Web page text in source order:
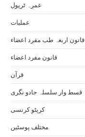
عمرہ ٹریول
عملیات
قانون اربعہ طب مفرد اعضاء
قانون مفرد اعضاء
قرآن
قسط وار سلسلہ جادو نگری
کرپٹو کرنسی
مختلف پوسٹیں